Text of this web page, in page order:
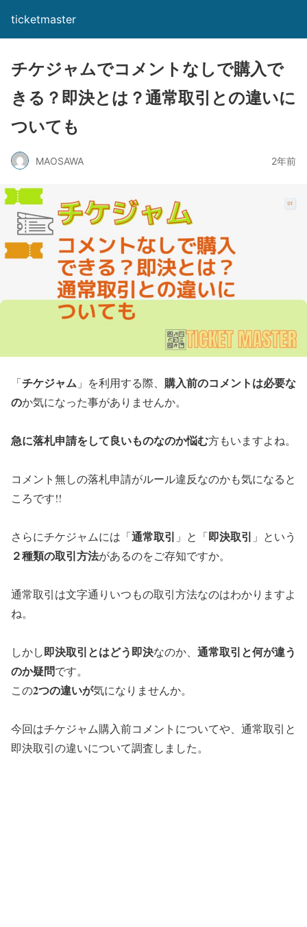
ticketmaster
チケジャムでコメントなしで購入で
きる？即決とは？通常取引との違いに
ついても
MAOSAWA 2年前
「チケジャム 」を利用する際、 購入前のコメントは必要な
のか気になった事がありませんか。
急に落札申請をして良いものなのか悩む方もいますよね。
コメント無しの落札申請がルール違反なのかも気になると
ころです!!
さらにチケジャムには「通常取引 」と「即決取引 」という
２種類の取引方法があるのをご存知ですか。
通常取引は文字通りいつもの取引方法なのはわかりますよ
ね。
しかし即決取引とはどう即決なのか、 通常取引と何が違う
のか疑問です。
この2つの違いが気になりませんか。
今回はチケジャム購入前コメントについてや、通常取引と
即決取引の違いについて調査しました。